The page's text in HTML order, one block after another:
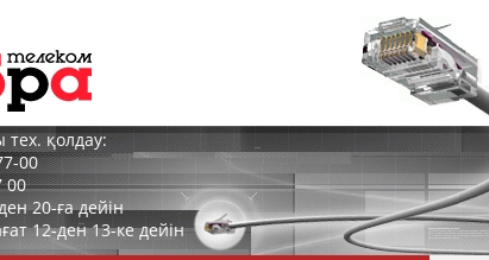
қолдау:
00
00
20-ға дейін
12-ден 13-ке дейін